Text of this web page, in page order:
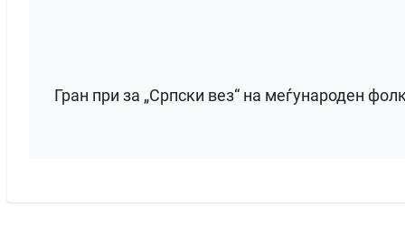
Гран при за „Српски вез“ на меѓународен